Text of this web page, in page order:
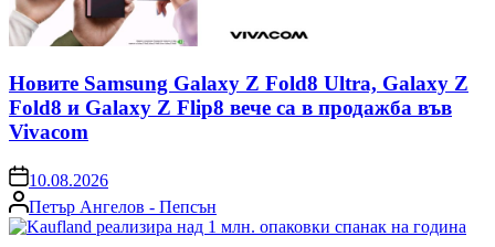
Новите Samsung Galaxy Z Fold8 Ultra, Galaxy Z
Fold8 и Galaxy Z Flip8 вече са в продажба във
Vivacom
on 10.08.2026
Posted
by
Петър Ангелов - Пепсън